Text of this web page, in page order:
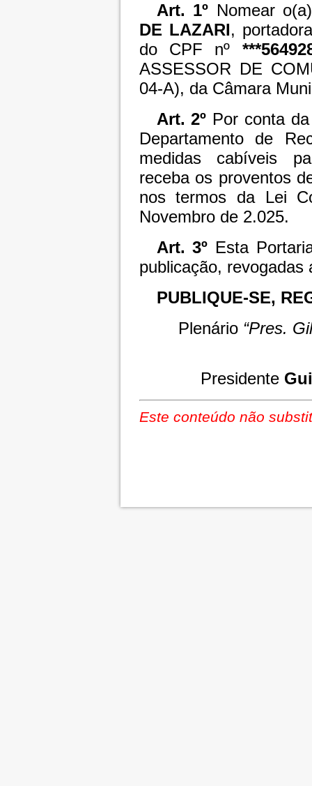
Art. 1º Nomear
DE LAZARI,
do CPF nº
ASSESSOR DE
04-A), da Câmara
Art. 2º Por conta
Departamento de
medidas cabíveis
receba os proventos
nos termos da Lei
Novembro de 2.025.
Art. 3º Esta
publicação, revogadas
PUBLIQUE-SE,
Plenário “Pres.
Presidente
Este conteúdo não